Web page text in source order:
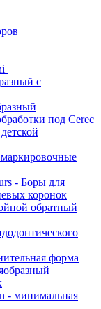
c
под Cerec
- Боры для
коронок
обратный
форма
- минимальная